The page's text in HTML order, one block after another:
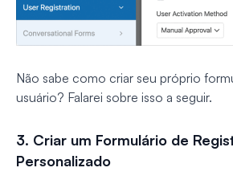
Não sabe como criar seu próprio
usuário? Falarei sobre isso a seguir.
3. Criar um Formulário de
Personalizado